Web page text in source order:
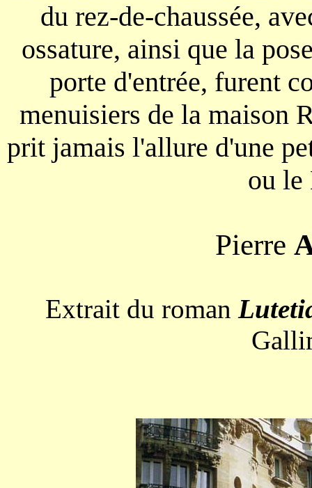
du rez-de-chaussée,
ossature, ainsi que la
porte d'entrée, furent
menuisiers de la maison
prit jamais l'allure d'une
ou le
Pierre
Extrait du roman